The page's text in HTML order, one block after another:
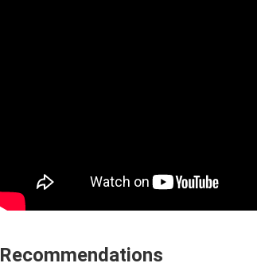
Recommendations